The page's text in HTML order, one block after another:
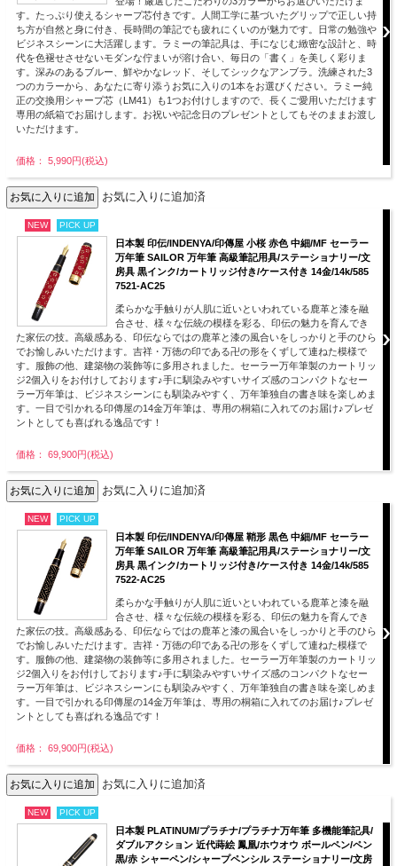
す。たっぷり使えるシャープ芯付きです。人間工学に基づいたグリップで正しい持
ち方が自然と身に付き、長時間の筆記でも疲れにくいのが魅力です。日常の勉強や
ビジネスシーンに大活躍します。ラミーの筆記具は、手になじむ緻密な設計と、時
代を色褪せさせないモダンな佇まいが溶け合い、毎日の「書く」を美しく彩りま
す。深みのあるブルー、鮮やかなレッド、そしてシックなアンブラ。洗練された3
つのカラーから、あなたに寄り添うお気に入りの1本をお選びください。ラミー純
正の交換用シャープ芯（LM41）も1つお付けしますので、長くご愛用いただけます
専用の紙箱でお届けします。お祝いや記念日のプレゼントとしてもそのままお渡し
いただけます。
価格： 5,990円(税込)
お気に入りに追加済
NEW PICK UP
日本製 印伝/INDENYA/印傳屋 小桜 赤色 中細/MF セーラー
万年筆 SAILOR 万年筆 高級筆記用具/ステーショナリー/文
房具 黒インク/カートリッジ付き/ケース付き 14金/14k/585
7521-AC25
柔らかな手触りが人肌に近いといわれている鹿革と漆を融
合させ、様々な伝統の模様を彩る、印伝の魅力を育んでき
た家伝の技。高級感ある、印伝ならではの鹿革と漆の風合いをしっかりと手のひら
でお愉しみいただけます。吉祥・万徳の印である卍の形をくずして連ねた模様で
す。服飾の他、建築物の装飾等に多用されました。セーラー万年筆製のカートリッ
ジ2個入りをお付けしております♪手に馴染みやすいサイズ感のコンパクトなセー
ラー万年筆は、ビジネスシーンにも馴染みやすく、万年筆独自の書き味を楽しめま
す。一目で引かれる印傳屋の14金万年筆は、専用の桐箱に入れてのお届け♪プレゼ
ントとしても喜ばれる逸品です！
価格： 69,900円(税込)
お気に入りに追加済
NEW PICK UP
日本製 印伝/INDENYA/印傳屋 鞘形 黒色 中細/MF セーラー
万年筆 SAILOR 万年筆 高級筆記用具/ステーショナリー/文
房具 黒インク/カートリッジ付き/ケース付き 14金/14k/585
7522-AC25
柔らかな手触りが人肌に近いといわれている鹿革と漆を融
合させ、様々な伝統の模様を彩る、印伝の魅力を育んでき
た家伝の技。高級感ある、印伝ならではの鹿革と漆の風合いをしっかりと手のひら
でお愉しみいただけます。吉祥・万徳の印である卍の形をくずして連ねた模様で
す。服飾の他、建築物の装飾等に多用されました。セーラー万年筆製のカートリッ
ジ2個入りをお付けしております♪手に馴染みやすいサイズ感のコンパクトなセー
ラー万年筆は、ビジネスシーンにも馴染みやすく、万年筆独自の書き味を楽しめま
す。一目で引かれる印傳屋の14金万年筆は、専用の桐箱に入れてのお届け♪プレゼ
ントとしても喜ばれる逸品です！
価格： 69,900円(税込)
お気に入りに追加済
NEW PICK UP
日本製 PLATINUM/プラチナ/プラチナ万年筆 多機能筆記具/
ダブルアクション 近代蒔絵 鳳凰/ホウオウ ボールペン/ペン
黒/赤 シャーペン/シャープペンシル ステーショナリー/文房